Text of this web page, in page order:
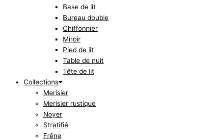
Base de lit
Bureau double
Chiffonnier
Miroir
Pied de lit
Table de nuit
Tête de lit
Collections
Merisier
Merisier rustique
Noyer
Stratifié
Frêne